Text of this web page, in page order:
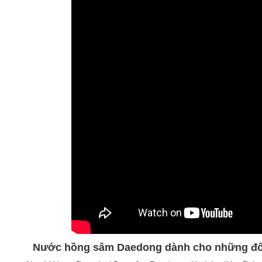
Nước hồng sâm Daedong dành cho những